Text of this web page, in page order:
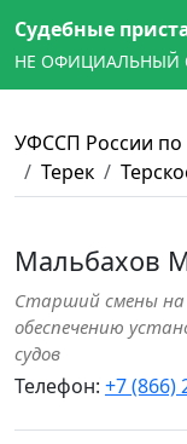
Судебные
НЕ ОФИЦИАЛЬНЫЙ
УФССП России по
Терек
Мальбахов
Старший смены на
обеспечению
судов
Телефон: +7 (866)